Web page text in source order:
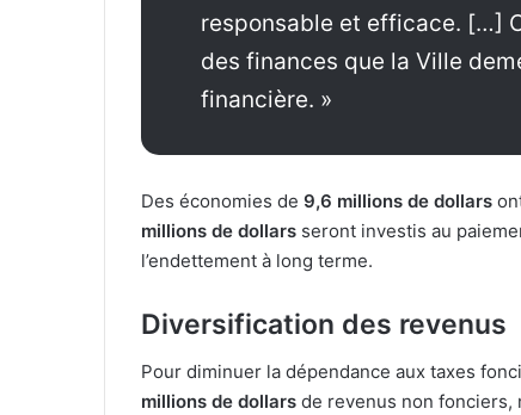
responsable et efficace. […]
des finances que la Ville
financière. »
Des économies de 9,6 millions de dollars
millions de dollars seront investis au
l’endettement à long terme.
Diversification des revenus
Pour diminuer la dépendance aux taxes
millions de dollars de revenus non fonciers,